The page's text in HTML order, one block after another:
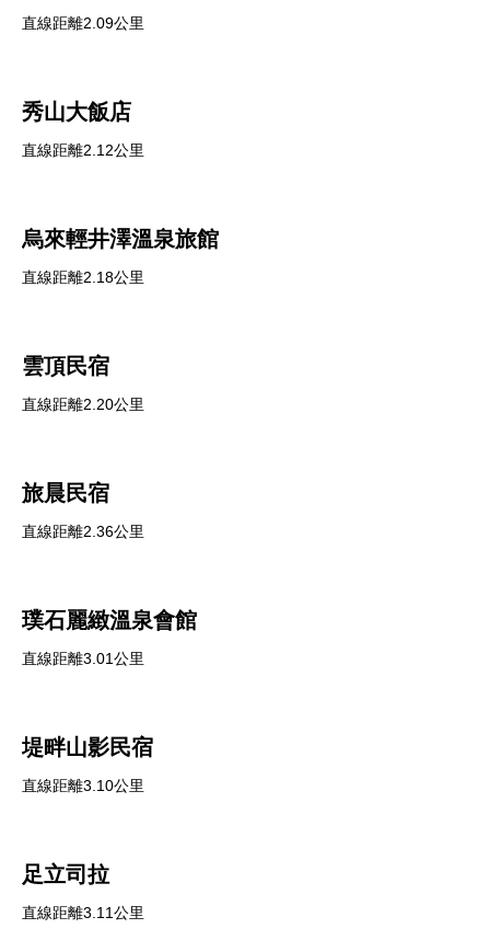
直線距離2.09公里
秀山大飯店
直線距離2.12公里
烏來輕井澤溫泉旅館
直線距離2.18公里
雲頂民宿
直線距離2.20公里
旅晨民宿
直線距離2.36公里
璞石麗緻溫泉會館
直線距離3.01公里
堤畔山影民宿
直線距離3.10公里
足立司拉
直線距離3.11公里